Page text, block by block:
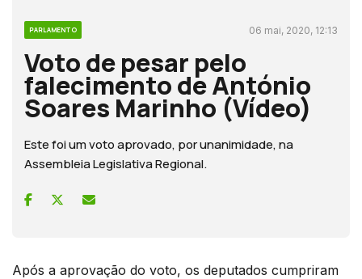
PARLAMENTO 06 mai, 2020, 12:13
Voto de pesar pelo
falecimento de António
Soares Marinho (Vídeo)
Este foi um voto aprovado, por unanimidade, na
Assembleia Legislativa Regional.
Após a aprovação do voto, os deputados cumpriram